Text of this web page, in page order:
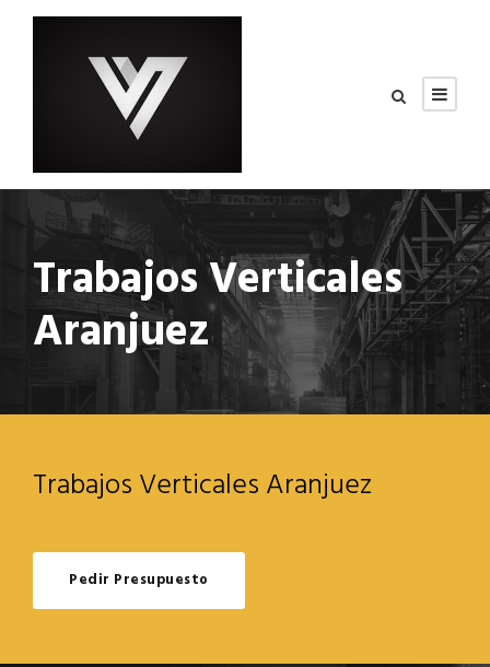
Trabajos Verticales
Aranjuez
Trabajos Verticales Aranjuez
Pedir Presupuesto